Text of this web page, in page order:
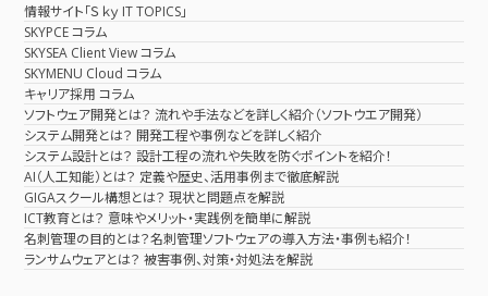
情報サイト「Ｓｋｙ IT TOPICS」
SKYPCE コラム
SKYSEA Client View コラム
SKYMENU Cloud コラム
キャリア採用 コラム
ソフトウェア開発とは？ 流れや手法などを詳しく紹介（ソフトウエア開発）
システム開発とは？ 開発工程や事例などを詳しく紹介
システム設計とは？ 設計工程の流れや失敗を防ぐポイントを紹介！
AI（人工知能）とは？ 定義や歴史、活用事例まで徹底解説
GIGAスクール構想とは？ 現状と問題点を解説
ICT教育とは？ 意味やメリット・実践例を簡単に解説
名刺管理の目的とは？名刺管理ソフトウェアの導入方法・事例も紹介！
ランサムウェアとは？ 被害事例、対策・対処法を解説